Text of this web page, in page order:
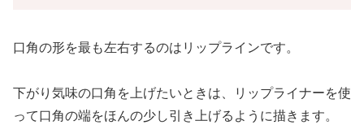
口角の形を最も左右するのはリップラインです。
下がり気味の口角を上げたいときは、リップライナーを使
って口角の端をほんの少し引き上げるように描きます。